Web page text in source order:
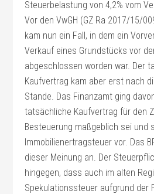
Steuerbelastung von 4,2% vom
Vor den VwGH (GZ Ra 2017/15/
kam nun ein Fall, in dem ein
Verkauf eines Grundstücks vor
abgeschlossen worden war. Der
Kaufvertrag kam aber erst nach
Stande. Das Finanzamt ging
tatsächliche Kaufvertrag für den
Besteuerung maßgeblich sei und
Immobilienertragsteuer vor. Das
dieser Meinung an. Der
hingegen, dass auch im alten
Spekulationssteuer aufgrund der